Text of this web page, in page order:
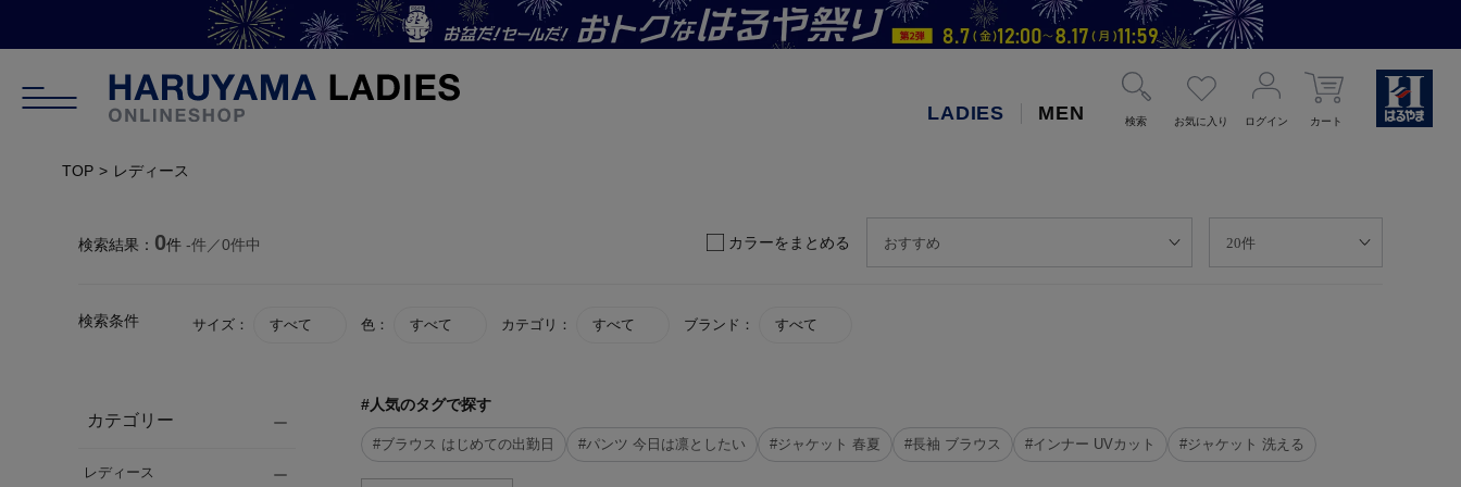
LADIES MEN 検索 お気に入り ログイン カート
TOP レディース
検索結果： 0件 -件／0件中 カラーをまとめる
検索条件 サイズ： すべて 色： すべて カテゴリ： すべて ブランド： すべて
カテゴリー
レディース
#人気のタグで探す
#ブラウス はじめての出勤日 #パンツ 今日は凛としたい #ジャケット 春夏 #長袖 ブラウス #インナー UVカット #ジャケット 洗える